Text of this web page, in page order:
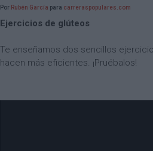
Por Rubén García para carreraspopulares.com
Ejercicios de glúteos
Te enseñamos dos sencillos
hacen más eficientes. ¡Pruébalos!